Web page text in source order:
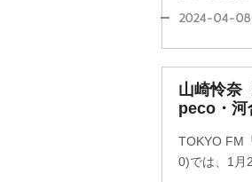
2024-04-08
山崎怜奈
peco・河
TOKYO FM
0)では、1月